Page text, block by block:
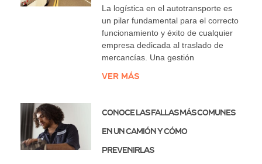
La logística en el autotransporte es
un pilar fundamental para el correcto
funcionamiento y éxito de cualquier
empresa dedicada al traslado de
mercancías. Una gestión
Ver más
Conoce las Fallas Más Comunes
en un Camión y Cómo
Prevenirlas